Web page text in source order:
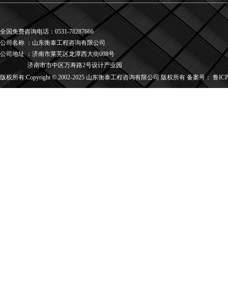
全国免费咨询电话：0531-78287666
公司名称 ： 山东衡泰工程咨询有限公司
公司地址： 济南市莱芜区龙潭西大街008号
济南市市中区万寿路2号设计产业园
版权所有:Copyright © 2002-2025 山东衡泰工程咨询有限公司 版权所有 备案号： 鲁